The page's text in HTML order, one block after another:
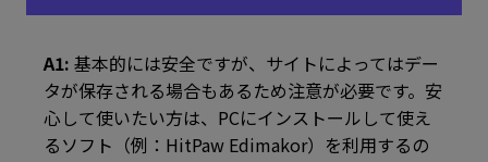
A1: 基本的には安全ですが、サイトによってはデー
タが保存される場合もあるため注意が必要です。安
心して使いたい方は、PCにインストールして使え
るソフト（例：HitPaw Edimakor）を利用するの